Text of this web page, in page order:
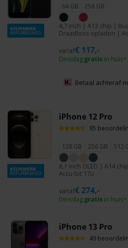
64 GB 256 GB
4,7 inch | A13 chip |
Draadloos opladen |
Dinsdaggratis in huis*
vanaf€ 117,-
iPhone 12 Pro
95
128 GB 256 GB 512
6,1 inch OLED | A14
Accu tot 17u
Dinsdaggratis in huis*
vanaf€ 274,-
iPhone 13 Pro
49
Officieel